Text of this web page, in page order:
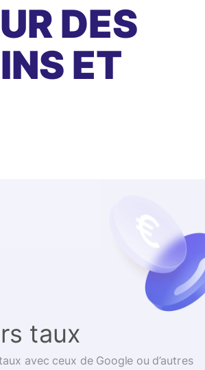
DES
ET
taux
avec ceux de Google ou d’autres